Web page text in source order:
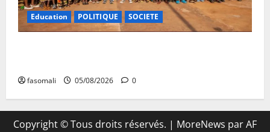
Education POLITIQUE SOCIETE
fasomali 05/08/2026 0
Copyright © Tous droits réservés. | MoreNews par AF